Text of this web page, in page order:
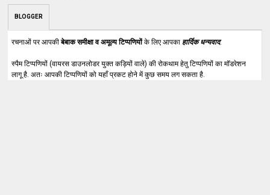
BLOGGER
रचनाओं पर आपकीबेबाक समीक्षा व अमूल्य टिप्पणियोंके लिए आपका हार्दिक धन्यवाद.
स्पैम टिप्पणियों (वायरस डाउनलोडर युक्त कड़ियों वाले) की रोकथाम हेतु टिप्पणियों का मॉडरेशन
लागू है. अतः आपकी टिप्पणियों को यहाँ प्रकट होने में कुछ समय लग सकता है.